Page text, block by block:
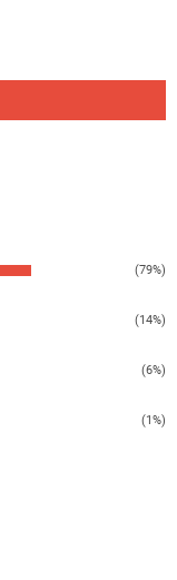
(79%)
(14%)
(6%)
(1%)